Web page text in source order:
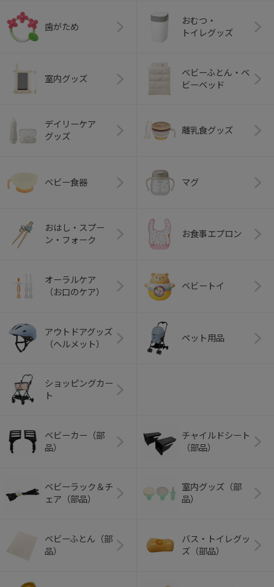
歯がため
おむつ・
トイレグッズ
室内グッズ
ベビーふとん・ベ
ビーベッド
デイリーケア
グッズ
離乳食グッズ
ベビー食器 マグ
おはし・スプー
ン・フォーク
お食事エプロン
オーラルケア
（お口のケア）
ベビートイ
アウトドアグッズ
（ヘルメット）
ペット用品
ショッピングカー
ト
ベビーカー（部
品）
チャイルドシート
（部品）
ベビーラック＆チ
ェア（部品）
室内グッズ（部
品）
ベビーふとん（部
品）
バス・トイレグッ
ズ（部品）